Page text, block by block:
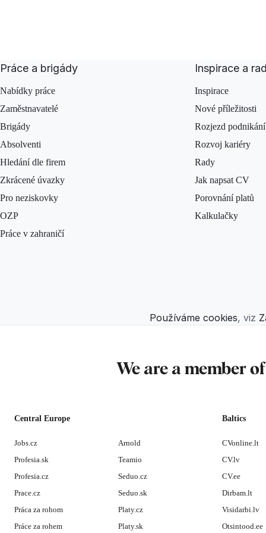
Práce a brigády
Nabídky práce
Zaměstnavatelé
Brigády
Absolventi
Hledání dle firem
Zkrácené úvazky
Pro neziskovky
OZP
Práce v zahraničí
Inspirace a
Inspirace
Nové příležitosti
Rozjezd podnikání
Rozvoj kariéry
Rady
Jak napsat CV
Porovnání platů
Kalkulačky
Používáme cookies, viz
We are a member
Central Europe
Jobs.cz
Profesia.sk
Profesia.cz
Prace.cz
Práca za rohom
Práce za rohem
Arnold
Teamio
Seduo.cz
Seduo.sk
Platy.cz
Platy.sk
Baltics
CVonline.lt
CV.lv
CV.ee
Dirbam.lt
Visidarbi.lv
Otsintood.ee